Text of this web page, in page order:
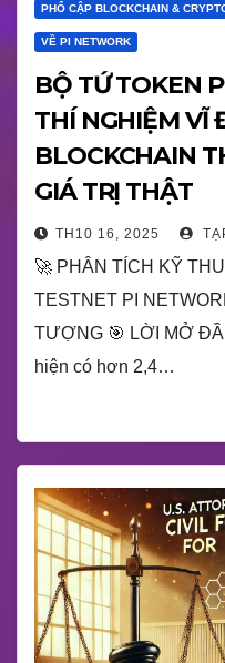
PHỔ CẬP BLOCKCHAIN &
VỀ PI NETWORK
BỘ TỨ TOKEN
THÍ NGHIỆM VĨ
BLOCKCHAIN
GIÁ TRỊ THẬT
TH10 16, 2025
🚀 PHÂN TÍCH KỸ
TESTNET PI
TƯỢNG 🎯 LỜI MỞ
hiện có hơn 2,4…